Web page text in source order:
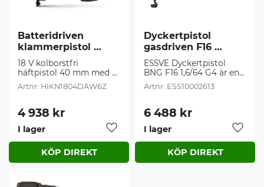
Batteridriven
klammerpistol
HIKOKI (1 st/frp)
18 V kolborstfri
häftpistol 40 mm med
smal kronaHIKN1804DAW6Z
4 938 kr
Lägg till i favoriter
I lager
Dyckertpistol
gasdriven F16
1,6mm 64mm G4 li-
ion (1 st/frp)
ESSVE Dyckertpistol
BNG F16 1,6/64 G4 är en
gasdriven pistol för
professionella snickare
ESS10002613
6 488 kr
Lägg
I lager